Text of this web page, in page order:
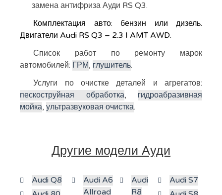
замена антифриза Ауди RS Q3.
Комплектация авто: бензин или дизель.
Двигатели Audi RS Q3 – 2.3 I AMT AWD.
Список работ по ремонту марок
автомобилей: ГРМ, глушитель.
Услуги по очистке деталей и агрегатов:
пескоструйная обработка, гидроабразивная
мойка, ультразвуковая очистка.
Другие модели Ауди
Audi Q8
Audi A6
Allroad
Audi
R8
Audi S7